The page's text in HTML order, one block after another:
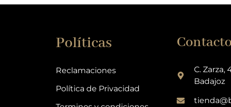
Políticas
Reclamaciones
Política de Privacidad
Contacto
C. Zarza,
Badajoz